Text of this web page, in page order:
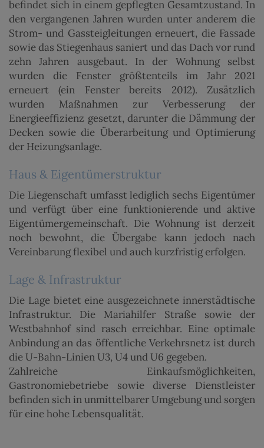
befindet sich in einem gepflegten Gesamtzustand. In
den vergangenen Jahren wurden unter anderem die
Strom- und Gassteigleitungen erneuert, die Fassade
sowie das Stiegenhaus saniert und das Dach vor rund
zehn Jahren ausgebaut. In der Wohnung selbst
wurden die Fenster größtenteils im Jahr 2021
erneuert (ein Fenster bereits 2012). Zusätzlich
wurden Maßnahmen zur Verbesserung der
Energieeffizienz gesetzt, darunter die Dämmung der
Decken sowie die Überarbeitung und Optimierung
der Heizungsanlage.
Haus & Eigentümerstruktur
Die Liegenschaft umfasst lediglich sechs Eigentümer
und verfügt über eine funktionierende und aktive
Eigentümergemeinschaft. Die Wohnung ist derzeit
noch bewohnt, die Übergabe kann jedoch nach
Vereinbarung flexibel und auch kurzfristig erfolgen.
Lage & Infrastruktur
Die Lage bietet eine ausgezeichnete innerstädtische
Infrastruktur. Die Mariahilfer Straße sowie der
Westbahnhof sind rasch erreichbar. Eine optimale
Anbindung an das öffentliche Verkehrsnetz ist durch
die U-Bahn-Linien U3, U4 und U6 gegeben.
Zahlreiche Einkaufsmöglichkeiten,
Gastronomiebetriebe sowie diverse Dienstleister
befinden sich in unmittelbarer Umgebung und sorgen
für eine hohe Lebensqualität.